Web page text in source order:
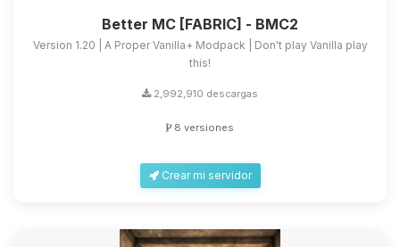
Better MC [FABRIC] - BMC2
Version 1.20 | A Proper Vanilla+ Modpack | Don't play Vanilla play
this!
2,992,910 descargas
8 versiones
Crear mi servidor